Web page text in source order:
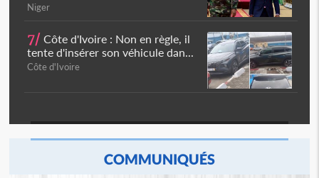
Niger
7/ Côte d'Ivoire : Non en règle, il
tente d'insérer son véhicule dan...
Côte d'Ivoire
COMMUNIQUÉS